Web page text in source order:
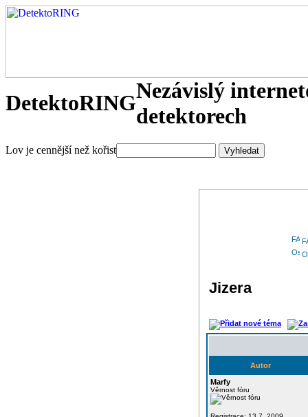
DetektoRINGNezávislý
detektorech
Lov je cennější než kořist
Jizera
Autor
Marfy
Věrnost fóru